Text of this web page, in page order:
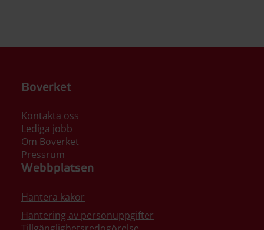
Boverket
Kontakta oss
Lediga jobb
Om Boverket
Pressrum
Webbplatsen
Hantera kakor
Hantering av personuppgifter